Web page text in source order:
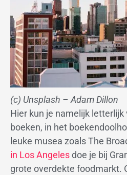
(c) Unsplash – Adam Dillon
Hier kun je namelijk
boeken, in het
leuke musea zoals The
in Los Angelesdoe je bij
grote overdekte foodmarkt.